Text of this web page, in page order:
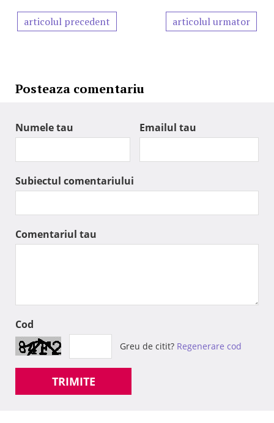
articolul precedent articolul urmator
Posteaza comentariu
Numele tau Emailul tau
Subiectul comentariului
Comentariul tau
Cod
Greu de citit? Regenerare cod
TRIMITE